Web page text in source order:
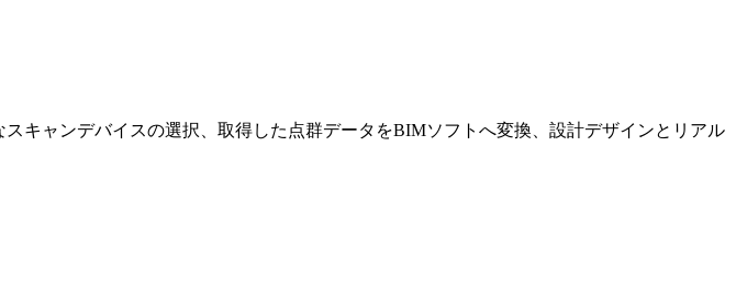
キャンデバイスの選択、取得した点群データをBIMソフトへ変換、設計デザインとリアル